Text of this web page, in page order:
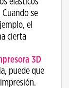
se
el
cierta
3D
puede que